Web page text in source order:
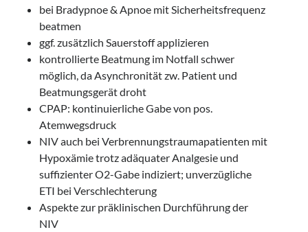
bei Bradypnoe & Apnoe mit Sicherheitsfrequenz
beatmen
ggf. zusätzlich Sauerstoff applizieren
kontrollierte Beatmung im Notfall schwer
möglich, da Asynchronität zw. Patient und
Beatmungsgerät droht
CPAP: kontinuierliche Gabe von pos.
Atemwegsdruck
NIV auch bei Verbrennungstraumapatienten mit
Hypoxämie trotz adäquater Analgesie und
suffizienter O2-Gabe indiziert; unverzügliche
ETI bei Verschlechterung
Aspekte zur präklinischen Durchführung der
NIV